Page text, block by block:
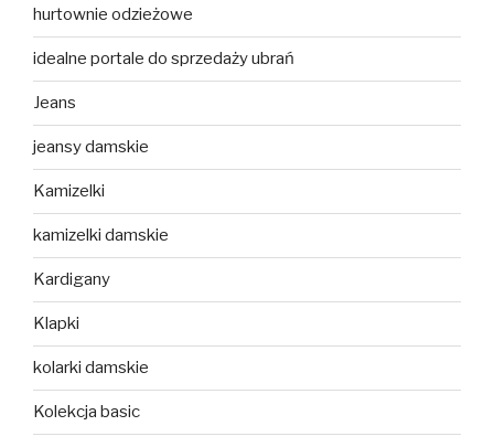
hurtownie odzieżowe
idealne portale do sprzedaży ubrań
Jeans
jeansy damskie
Kamizelki
kamizelki damskie
Kardigany
Klapki
kolarki damskie
Kolekcja basic